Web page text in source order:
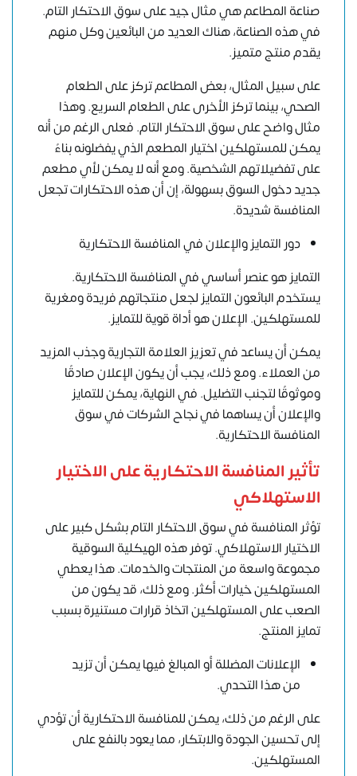
صناعة المطاعم هي مثال جيد على سوق الاحتكار التام.
في هذه الصناعة، هناك العديد من البائعين وكل منهم
يقدم منتج متميز.
على سبيل المثال، بعض المطاعم تركز على الطعام
الصحي، بينما تركز الأخرى على الطعام السريع. وهذا
مثال واضح على سوق الاحتكار التام. فعلى الرغم من أنه
يمكن للمستهلكين اختيار المطعم الذي يفضلونه بناءً
على تفضيلاتهم الشخصية. ومع أنه لا يمكن لأي مطعم
جديد دخول السوق بسهولة، إن أن هذه الاحتكارات تجعل
المنافسة شديدة.
دور التمايز والإعلان في المنافسة الاحتكارية
التمايز هو عنصر أساسي في المنافسة الاحتكارية.
يستخدم البائعون التمايز لجعل منتجاتهم فريدة ومغرية
للمستهلكين. الإعلان هو أداة قوية للتمايز.
يمكن أن يساعد في تعزيز العلامة التجارية وجذب المزيد
من العملاء. ومع ذلك، يجب أن يكون الإعلان صادقًا
وموثوقًا لتجنب التضليل. في النهاية، يمكن للتمايز
والإعلان أن يساهما في نجاح الشركات في سوق
المنافسة الاحتكارية.
تأثير المنافسة الاحتكارية على الاختيار
الاستهلاكي
تؤثر المنافسة في سوق الاحتكار التام بشكل كبير على
الاختيار الاستهلاكي. توفر هذه الهيكلية السوقية
مجموعة واسعة من المنتجات والخدمات. هذا يعطي
المستهلكين خيارات أكثر. ومع ذلك، قد يكون من
الصعب على المستهلكين اتخاذ قرارات مستنيرة بسبب
تمايز المنتج.
الإعلانات المضللة أو المبالغ فيها يمكن أن تزيد
من هذا التحدي.
على الرغم من ذلك، يمكن للمنافسة الاحتكارية أن تؤدي
إلى تحسين الجودة والابتكار، مما يعود بالنفع على
المستهلكين.